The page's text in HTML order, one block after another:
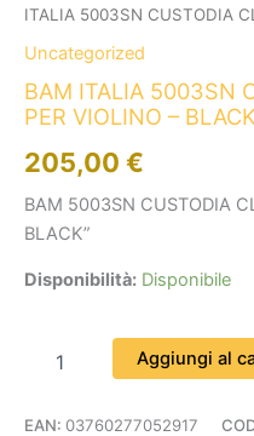
ITALIA 5003SN CUSTODIA
Uncategorized
BAM ITALIA 5003SN
PER VIOLINO – BLACK
205,00 €
BAM 5003SN CUSTODIA
BLACK”
Disponibilità: Disponibile
Aggiungi al
EAN: 03760277052917